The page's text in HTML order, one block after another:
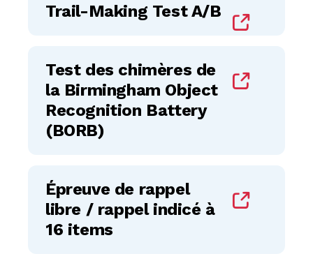
Trail-Making Test A/B
Test des chimères de
la Birmingham Object
Recognition Battery
(BORB)
Épreuve de rappel
libre / rappel indicé à
16 items